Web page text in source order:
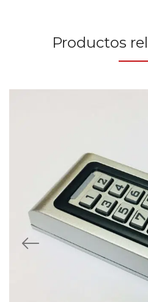
Productos